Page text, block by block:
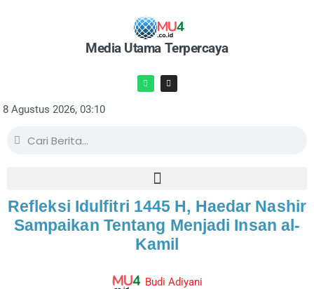
Media Utama Terpercaya
8 Agustus 2026, 03:10
Refleksi Idulfitri 1445 H, Haedar Nashir
Sampaikan Tentang Menjadi Insan al-
Kamil
Budi Adiyani